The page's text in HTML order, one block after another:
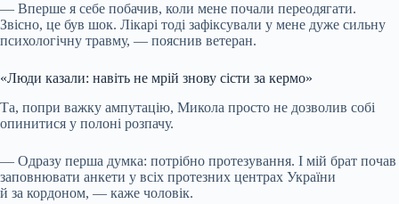
— Вперше я себе побачив, коли мене почали переодягати.
Звісно, це був шок. Лікарі тоді зафіксували у мене дуже сильну
психологічну травму, — пояснив ветеран.
«Люди казали: навіть не мрій знову сісти за кермо»
Та, попри важку ампутацію, Микола просто не дозволив собі
опинитися у полоні розпачу.
— Одразу перша думка: потрібно протезування. І мій брат почав
заповнювати анкети у всіх протезних центрах України
й за кордоном, — каже чоловік.